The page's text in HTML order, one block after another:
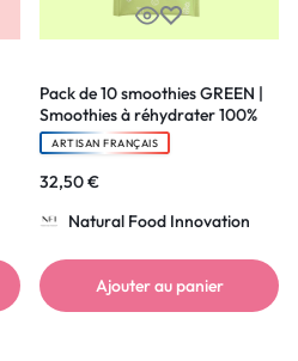
Pack de 10 smoothies GREEN |
Smoothies à réhydrater 100%
pur fruit
ARTISAN FRANÇAIS
32,50€
Natural Food Innovation
Ajouter au panier